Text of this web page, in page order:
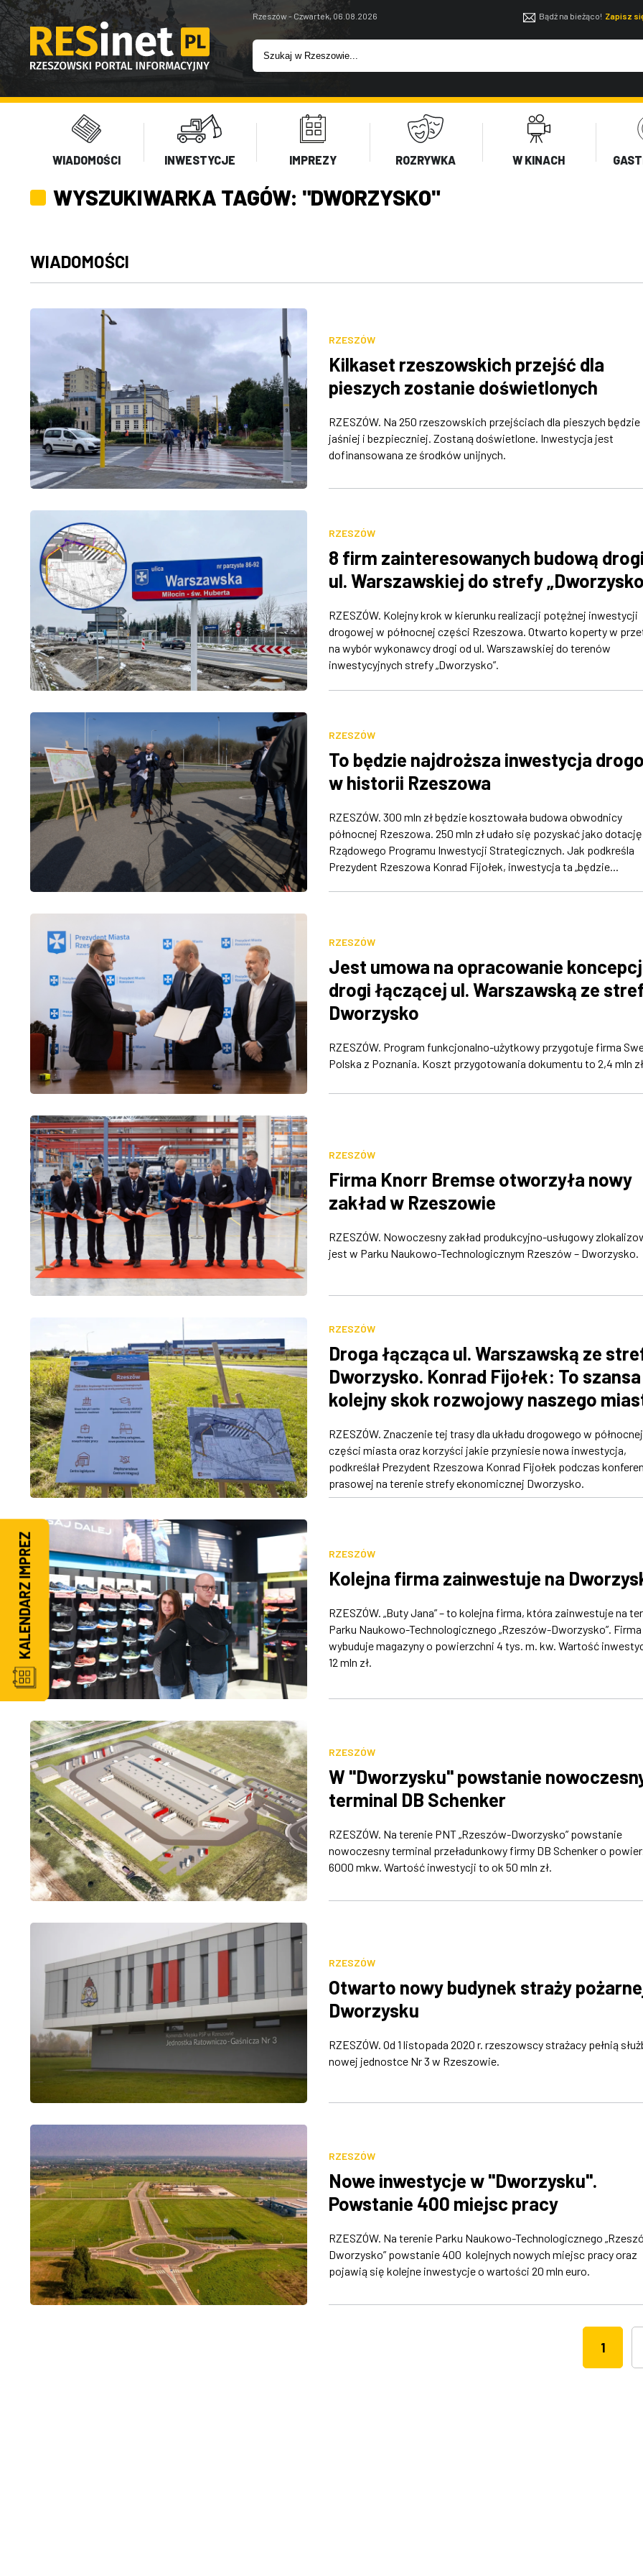
Rzeszów - Czwartek, 06.08.2026 Bądź na bieżąco! Zapisz
WIADOMOŚCI INWESTYCJE IMPREZY ROZRYWKA W KINACH
WYSZUKIWARKA TAGÓW: "DWORZYSKO"
WIADOMOŚCI
RZESZÓW
Kilkaset rzeszowskich przejść dla
pieszych zostanie doświetlonych
RZESZÓW. Na 250 rzeszowskich przejściach dla pieszych będzie
jaśniej i bezpieczniej. Zostaną doświetlone. Inwestycja jest
dofinansowana ze środków unijnych.
RZESZÓW
8 firm zainteresowanych budową
ul. Warszawskiej do strefy
RZESZÓW. Kolejny krok w kierunku realizacji potężnej inwestycji
drogowej w północnej części Rzeszowa. Otwarto koperty w
na wybór wykonawcy drogi od ul. Warszawskiej do terenów
inwestycyjnych strefy „Dworzysko”.
RZESZÓW
To będzie najdroższa inwestycja
w historii Rzeszowa
RZESZÓW. 300 mln zł będzie kosztowała budowa obwodnicy
północnej Rzeszowa. 250 mln zł udało się pozyskać jako
Rządowego Programu Inwestycji Strategicznych. Jak podkreśla
Prezydent Rzeszowa Konrad Fijołek, inwestycja ta „będzie...
RZESZÓW
Jest umowa na opracowanie
drogi łączącej ul. Warszawską ze
Dworzysko
RZESZÓW. Program funkcjonalno-użytkowy przygotuje firma
Polska z Poznania. Koszt przygotowania dokumentu to 2,4 mln zł.
RZESZÓW
Firma Knorr Bremse otworzyła nowy
zakład w Rzeszowie
RZESZÓW. Nowoczesny zakład produkcyjno-usługowy
jest w Parku Naukowo-Technologicznym Rzeszów – Dworzysko.
RZESZÓW
Droga łącząca ul. Warszawską ze
Dworzysko. Konrad Fijołek: To
kolejny skok rozwojowy naszego
RZESZÓW. Znaczenie tej trasy dla układu drogowego w północnej
części miasta oraz korzyści jakie przyniesie nowa inwestycja,
podkreślał Prezydent Rzeszowa Konrad Fijołek podczas
prasowej na terenie strefy ekonomicznej Dworzysko.
RZESZÓW
Kolejna firma zainwestuje na
RZESZÓW. „Buty Jana” – to kolejna firma, która zainwestuje na
Parku Naukowo-Technologicznego „Rzeszów-Dworzysko”. Firma
wybuduje magazyny o powierzchni 4 tys. m. kw. Wartość
12 mln zł.
RZESZÓW
W "Dworzysku" powstanie
terminal DB Schenker
RZESZÓW. Na terenie PNT „Rzeszów-Dworzysko” powstanie
nowoczesny terminal przeładunkowy firmy DB Schenker o
6000 mkw. Wartość inwestycji to ok 50 mln zł.
RZESZÓW
Otwarto nowy budynek straży
Dworzysku
RZESZÓW. Od 1 listopada 2020 r. rzeszowscy strażacy pełnią
nowej jednostce Nr 3 w Rzeszowie.
RZESZÓW
Nowe inwestycje w "Dworzysku".
Powstanie 400 miejsc pracy
RZESZÓW. Na terenie Parku Naukowo-Technologicznego
Dworzysko” powstanie 400 kolejnych nowych miejsc pracy oraz
pojawią się kolejne inwestycje o wartości 20 mln euro.
1
KALENDARZ IMPREZ